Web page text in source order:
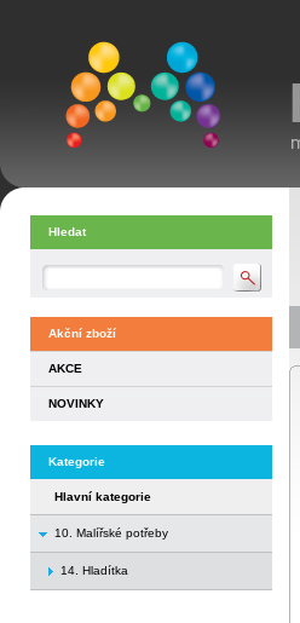
Hledat
Akční zboží
AKCE
NOVINKY
Kategorie
Hlavní kategorie
10. Malířské potřeby
14. Hladítka